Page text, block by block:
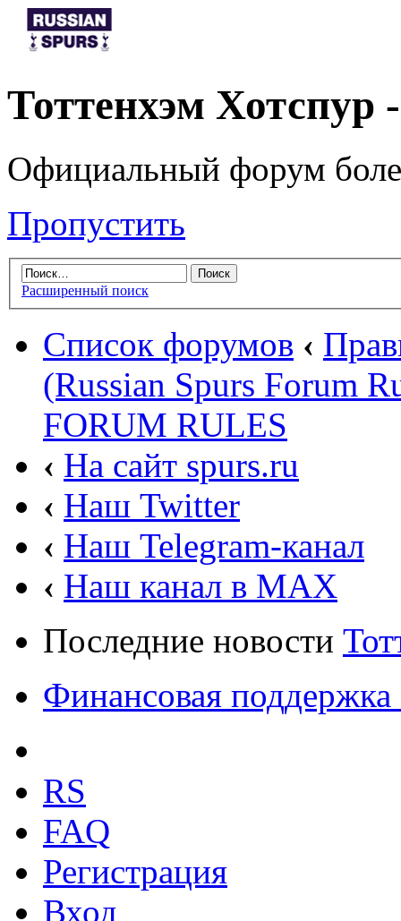
Тоттенхэм
Официальный форум
Пропустить
Расширенный поиск
Список форумов ‹
(Russian Spurs Forum
FORUM RULES
‹ На сайт spurs.ru
‹ Наш Twitter
‹ Наш Telegram-канал
‹ Наш канал в MAX
Последние новости
Финансовая поддержка
RS
FAQ
Регистрация
Вход